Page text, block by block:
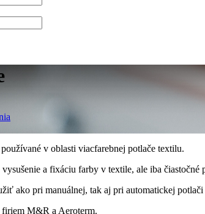
v oblasti viacfarebnej potlače textilu.
a fixáciu farby v textile, ale iba
ako pri manuálnej, tak aj pri automatickej
firiem M&R a Aeroterm.